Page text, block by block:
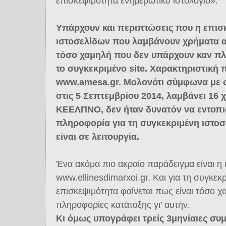
Υπάρχουν και περιπτώσεις που η
ιστοσελίδων που λαμβάνουν χρήματα
τόσο χαμηλή που δεν υπάρχουν καν
το συγκεκριμένο site. Χαρακτηριστική
www.amesa.gr. Μολονότι σύμφωνα με
στις 5 Σεπτεμβρίου 2014, λαμβάνει 16
ΚΕΕΛΠΝΟ, δεν ήταν δυνατόν να
πληροφορία για τη συγκεκριμένη
είναι σε λειτουργία.
Ένα ακόμα πιο ακραίο παράδειγμα είναι η
www.ellinesdimarxoi.gr. Και για τη
επισκεψιμότητα φαίνεται πως είναι
πληροφορίες κατάταξης γι’ αυτήν.
Κι όμως υπογράφει τρείς 3μηνίαιες